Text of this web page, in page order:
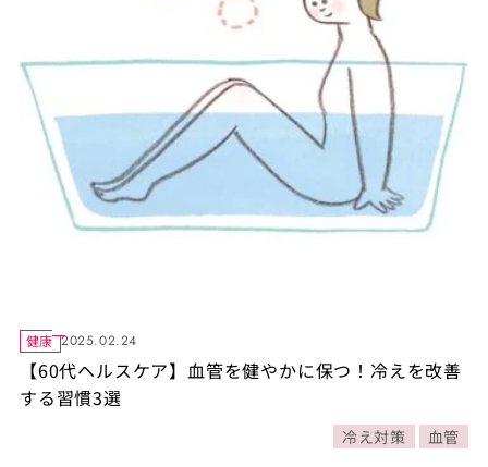
健康 2025.02.24
【60代ヘルスケア】血管を健やかに保つ！冷えを改善
する習慣3選
冷え対策 血管